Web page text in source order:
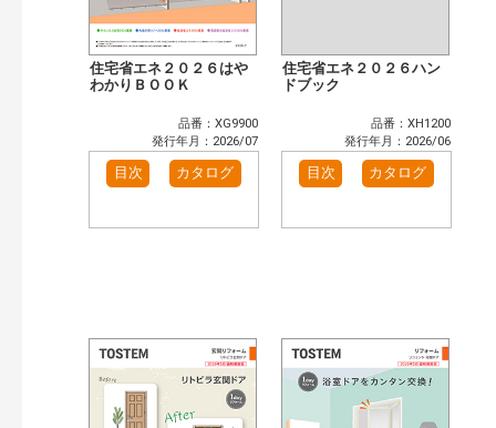
カテゴリー
窓・シャッター（4）
玄関ドア・引戸（7）
インテリア建材（7）
エクステリア（3）
洗面化粧室（6）
トイレ（3）
小型電気温水器（1）
検索
住宅省エネ２０２６はや
わかりＢＯＯＫ
品番：XG9900
発行年月：2026/07
目次 カタログ
住宅省エネ２０２６ハン
ドブック
品番：XH1200
発行年月：2026/06
目次 カタログ